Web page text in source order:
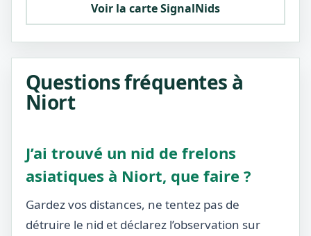
Voir la carte SignalNids
Questions fréquentes à
Niort
J’ai trouvé un nid de frelons
asiatiques à Niort, que faire ?
Gardez vos distances, ne tentez pas de
détruire le nid et déclarez l’observation sur